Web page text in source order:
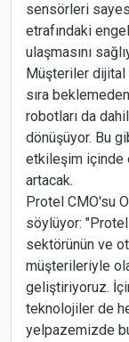
sensörleri
etrafındaki
ulaşmasını
Müşteriler
sıra
robotları da
dönüşüyor. Bu
etkileşim içinde
artacak.
Protel CMO'su
söylüyor:
sektörünün ve
müşterileriyle
geliştiriyoruz.
teknolojiler de
yelpazemizde